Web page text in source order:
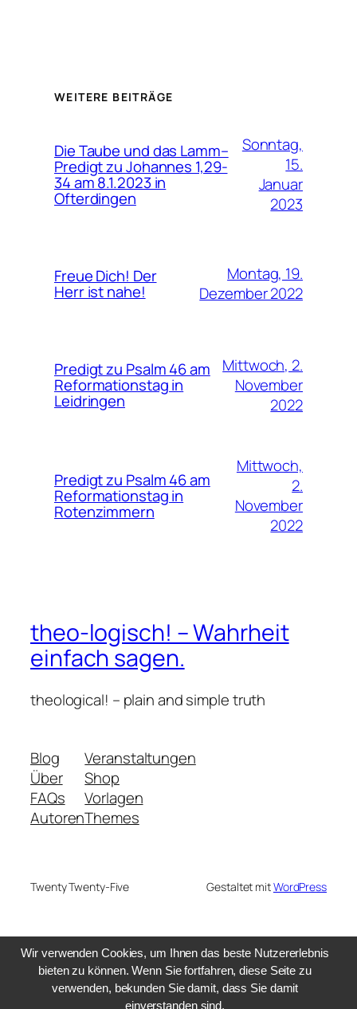
WEITERE BEITRÄGE
Die Taube und das Lamm–
Predigt zu Johannes 1,29-
34 am 8.1.2023 in
Ofterdingen
Sonntag,
15.
Januar
2023
Freue Dich! Der
Herr ist nahe!
Montag, 19.
Dezember 2022
Predigt zu Psalm 46 am
Reformationstag in
Leidringen
Mittwoch, 2.
November
2022
Predigt zu Psalm 46 am
Reformationstag in
Rotenzimmern
Mittwoch,
2.
November
2022
theo-logisch! – Wahrheit
einfach sagen.
theological! – plain and simple truth
Blog
Über
FAQs
Autoren
Veranstaltungen
Shop
Vorlagen
Themes
Twenty Twenty-Five Gestaltet mitWordPress
Wir verwenden Cookies, um Ihnen das beste Nutzererlebnis
bieten zu können. Wenn Sie fortfahren, diese Seite zu
verwenden, bekunden Sie damit, dass Sie damit
einverstanden sind.